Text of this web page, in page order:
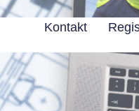
Kontakt